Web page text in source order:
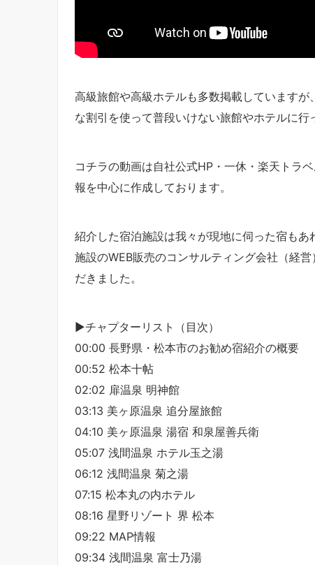
高級旅館や高級ホテルも多数掲載しています
な割引を使って普段いけない旅館やホテルに
コチラの動画は自社公式HP・一休・楽天トラ
報を中心に作成しております。
紹介した宿泊施設は我々が現地に伺った宿も
施設のWEB販売のコンサルティング会社（経
だきました。
▶チャプターリスト（目次）
00:00 長野県・松本市のお勧め宿紹介の概要
00:52 松本十帖
02:02 扉温泉 明神館
03:13 美ヶ原温泉 追分屋旅館
04:10 美ヶ原温泉 湯宿 和泉屋善兵衛
05:07 浅間温泉 ホテル玉之湯
06:12 浅間温泉 菊之湯
07:15 松本丸の内ホテル
08:16 星野リゾート 界 松本
09:22 MAP情報
09:34 浅間温泉 富士乃湯